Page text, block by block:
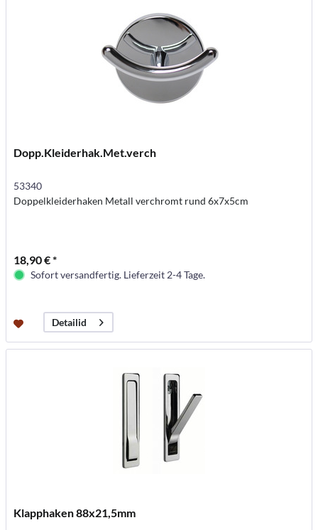
Dopp.Kleiderhak.Met.verch
53340
Doppelkleiderhaken Metall verchromt rund 6x7x5cm
18,90 € *
Sofort versandfertig. Lieferzeit 2-4 Tage.
Detailid
Klapphaken 88x21,5mm